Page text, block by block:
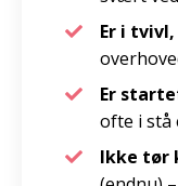
Er i
Er
ofte i stå
Ikke tør